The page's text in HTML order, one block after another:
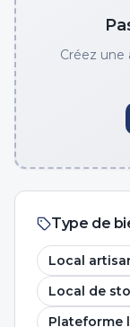
Créez une
Type de
Local
Local de
Plateforme